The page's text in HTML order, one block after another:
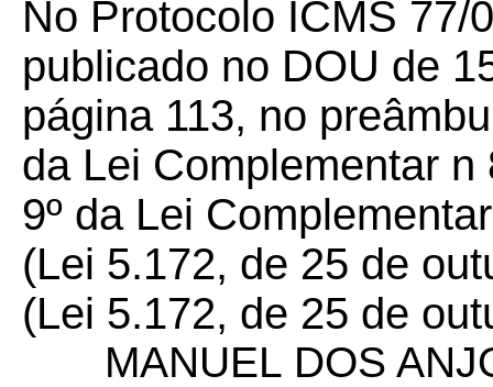
No Protocolo ICMS 77/
publicado no DOU de
página 113, no
da Lei Complementar n
9º da Lei
(Lei 5.172, de 25 de
(Lei 5.172, de 25 de
MANUEL DOS